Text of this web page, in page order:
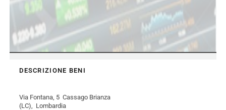
DESCRIZIONE BENI
Via Fontana, 5 Cassago Brianza
(LC), Lombardia